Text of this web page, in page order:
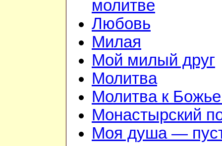
молитве
Любовь
Милая
Мой милый друг
Молитва
Молитва к
Монастырский
Моя душа —